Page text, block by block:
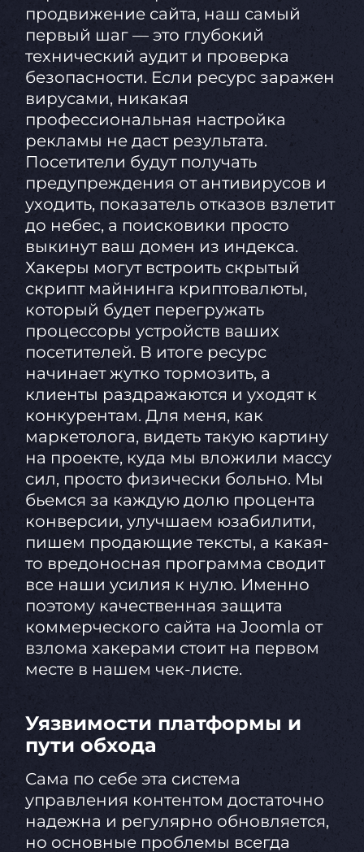
продвижение сайта, наш самый
первый шаг — это глубокий
технический аудит и проверка
безопасности. Если ресурс заражен
вирусами, никакая
профессиональная настройка
рекламы не даст результата.
Посетители будут получать
предупреждения от антивирусов и
уходить, показатель отказов взлетит
до небес, а поисковики просто
выкинут ваш домен из индекса.
Хакеры могут встроить скрытый
скрипт майнинга криптовалюты,
который будет перегружать
процессоры устройств ваших
посетителей. В итоге ресурс
начинает жутко тормозить, а
клиенты раздражаются и уходят к
конкурентам. Для меня, как
маркетолога, видеть такую картину
на проекте, куда мы вложили массу
сил, просто физически больно. Мы
бьемся за каждую долю процента
конверсии, улучшаем юзабилити,
пишем продающие тексты, а какая-
то вредоносная программа сводит
все наши усилия к нулю. Именно
поэтому качественная защита
коммерческого сайта на Joomla от
взлома хакерами стоит на первом
месте в нашем чек-листе.
Уязвимости платформы и
пути обхода
Сама по себе эта система
управления контентом достаточно
надежна и регулярно обновляется,
но основные проблемы всегда